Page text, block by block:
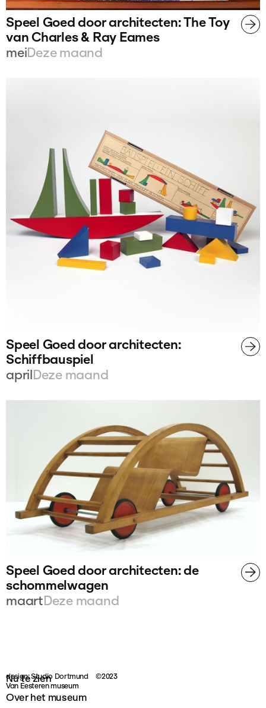
Speel Goed door architecten: The Toy
van Charles & Ray Eames
meiDeze maand
Speel Goed door architecten:
Schiffbauspiel
aprilDeze maand
Speel Goed door architecten: de
schommelwagen
maartDeze maand
Nu te zien
Over het museum
design: Studio Dortmund
©2023
Van Eesteren museum